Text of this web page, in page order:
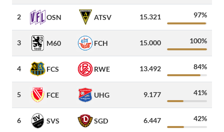
2 OSN ATSV 15.321 97%
3 M60 FCH 15.000 100%
4 FCS RWE 13.492 84%
5 FCE UHG 9.177 41%
6 SVS SGD 6.447 42%